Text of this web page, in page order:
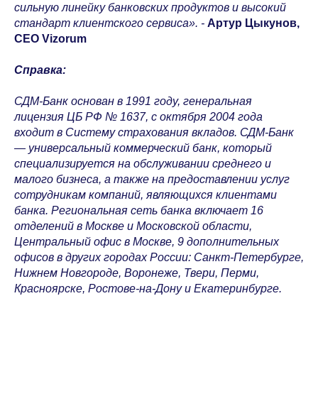
сильную линейку банковских продуктов и высокий
стандарт клиентского сервиса». - Артур Цыкунов,
CEO Vizorum
Справка:
СДМ-Банк основан в 1991 году, генеральная
лицензия ЦБ РФ № 1637, с октября 2004 года
входит в Систему страхования вкладов. СДМ-Банк
— универсальный коммерческий банк, который
специализируется на обслуживании среднего и
малого бизнеса, а также на предоставлении услуг
сотрудникам компаний, являющихся клиентами
банка. Региональная сеть банка включает 16
отделений в Москве и Московской области,
Центральный офис в Москве, 9 дополнительных
офисов в других городах России: Санкт-Петербурге,
Нижнем Новгороде, Воронеже, Твери, Перми,
Красноярске, Ростове-на-Дону и Екатеринбурге.